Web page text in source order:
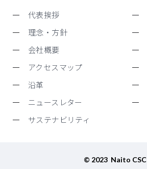
代表挨拶
理念・方針
会社概要
アクセスマップ
沿革
ニュースレター
サステナビリティ
© 2023 Naito CSC